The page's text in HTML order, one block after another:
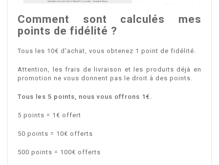
Comment sont calculés mes
points de fidélité ?
Tous les 10€ d'achat, vous obtenez 1 point de fidélité.
Attention, les frais de livraison et les produits déjà en
promotion ne vous donnent pas le droit à des points.
Tous les 5 points, nous vous offrons 1€.
5 points = 1€ offert
50 points = 10€ offerts
500 points = 100€ offerts